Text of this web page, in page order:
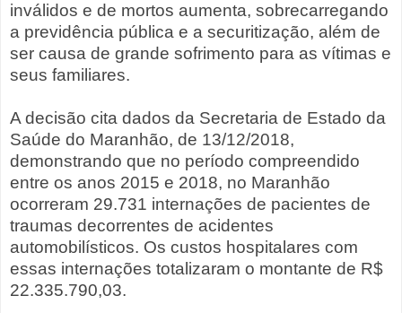
inválidos e de mortos aumenta, sobrecarregando
a previdência pública e a securitização, além de
ser causa de grande sofrimento para as vítimas e
seus familiares.
A decisão cita dados da Secretaria de Estado da
Saúde do Maranhão, de 13/12/2018,
demonstrando que no período compreendido
entre os anos 2015 e 2018, no Maranhão
ocorreram 29.731 internações de pacientes de
traumas decorrentes de acidentes
automobilísticos. Os custos hospitalares com
essas internações totalizaram o montante de R$
22.335.790,03.